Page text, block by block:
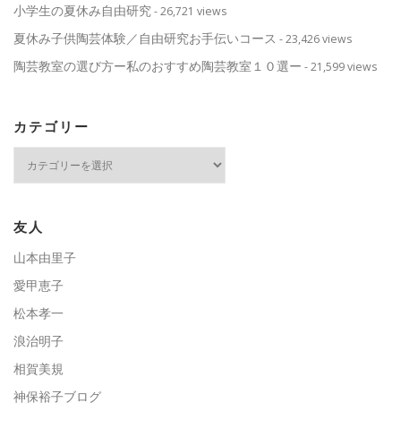
小学生の夏休み自由研究- 26,721 views
夏休み子供陶芸体験／自由研究お手伝いコース - 23,426 views
陶芸教室の選び方ー私のおすすめ陶芸教室１０選ー - 21,599 views
カテゴリー
ー
友人
山本由里子
愛甲恵子
松本孝一
浪治明子
相賀美規
神保裕子ブログ